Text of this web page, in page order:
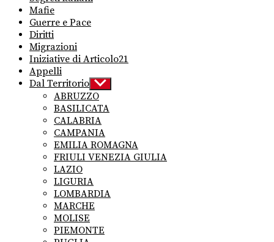
Mafie
Guerre e Pace
Diritti
Migrazioni
Iniziative di Articolo21
Appelli
Dal Territorio Show
sub
menu
ABRUZZO
BASILICATA
CALABRIA
CAMPANIA
EMILIA ROMAGNA
FRIULI VENEZIA GIULIA
LAZIO
LIGURIA
LOMBARDIA
MARCHE
MOLISE
PIEMONTE